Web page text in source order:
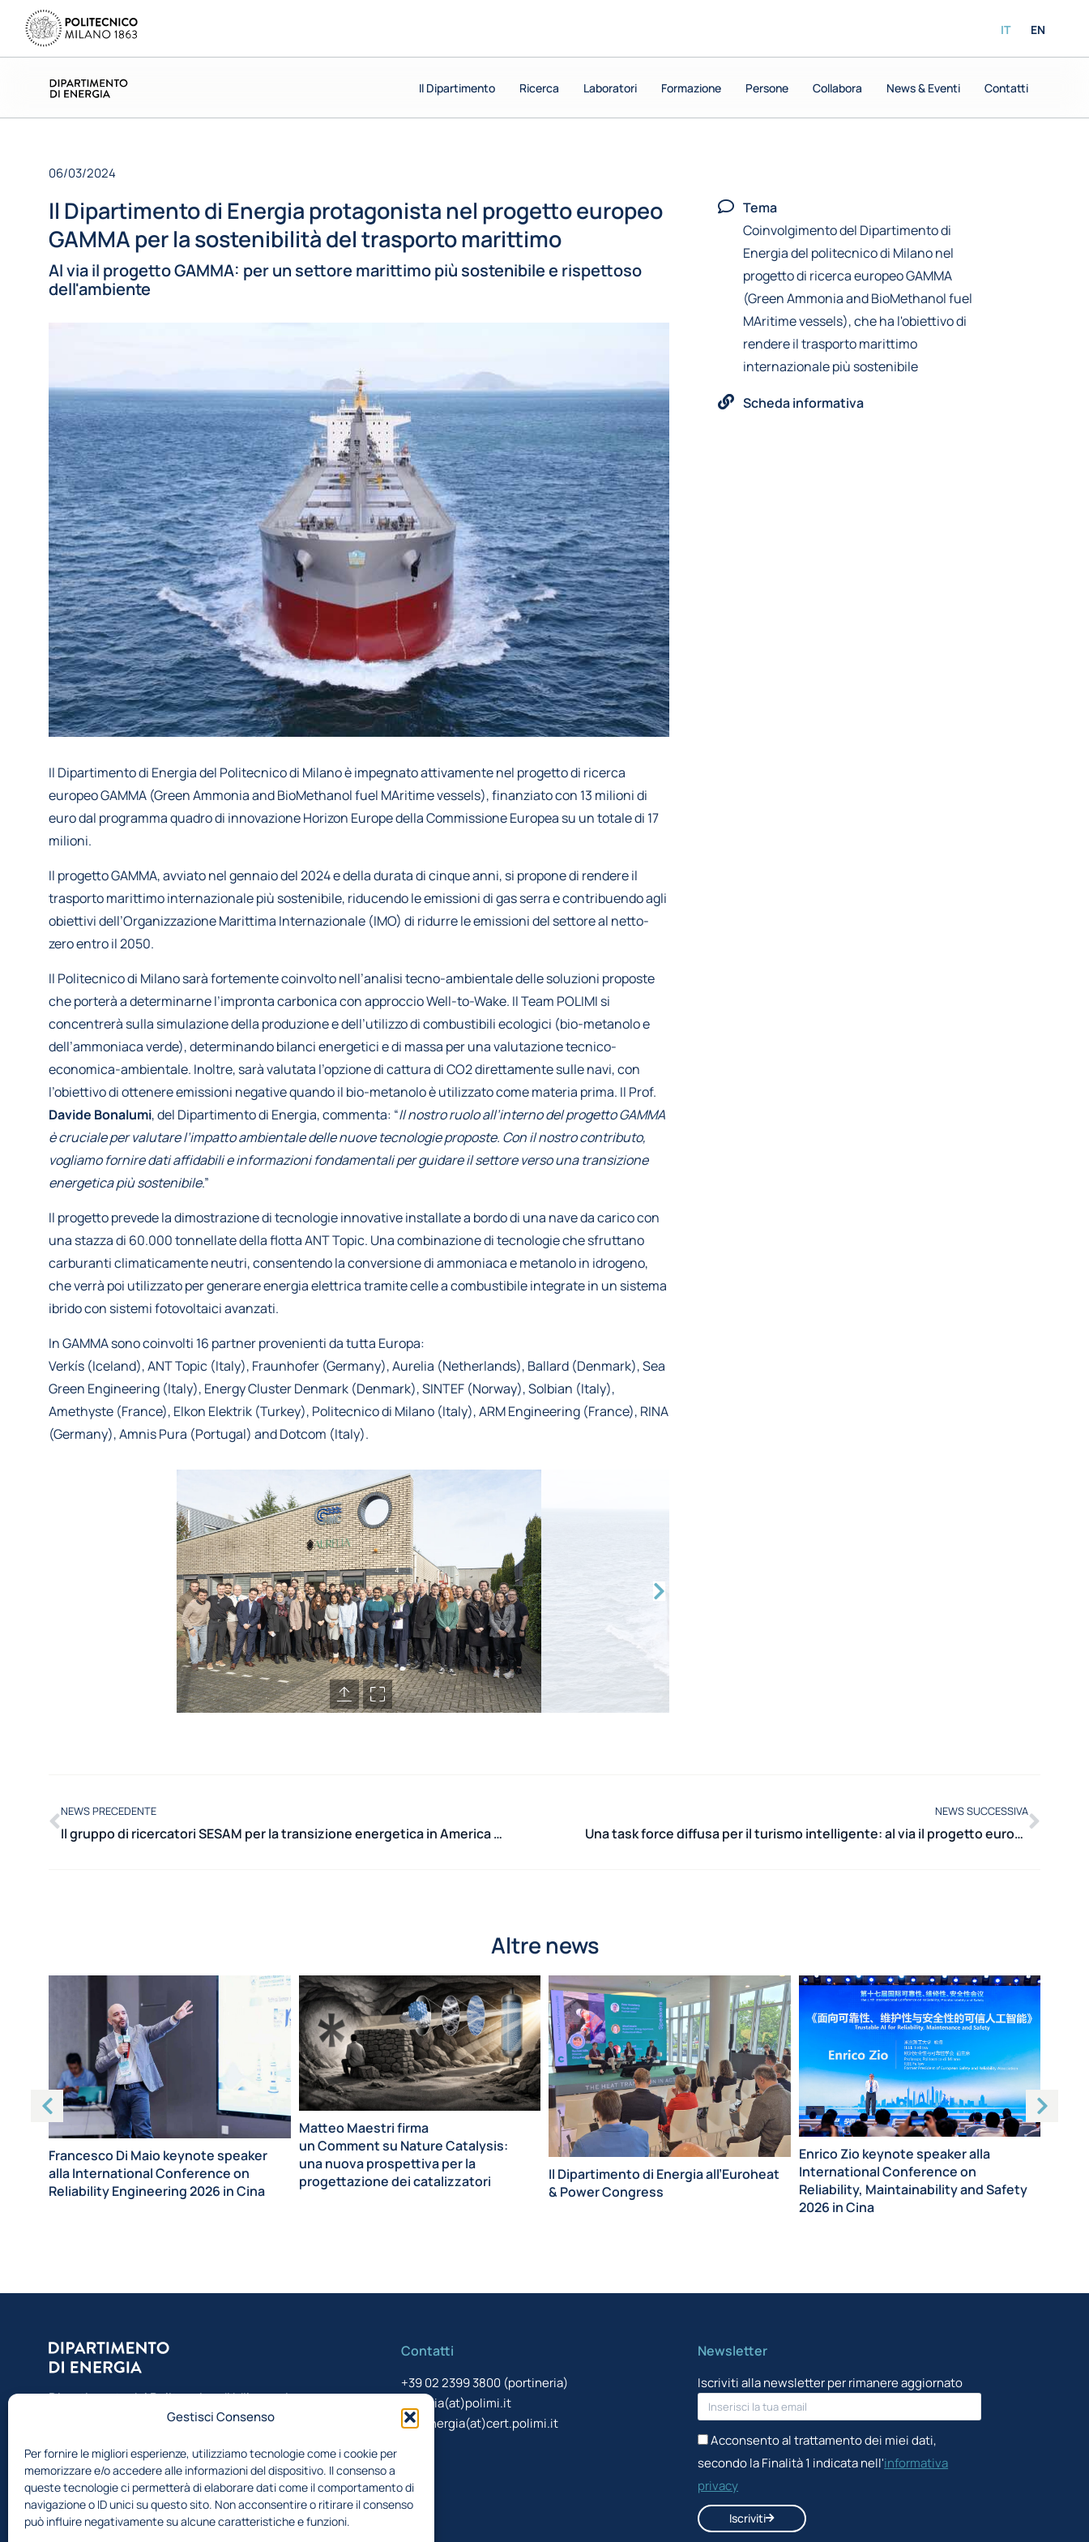
Gestisci Consenso
Per fornire le migliori esperienze, utilizziamo tecnologie come i cookie per
memorizzare e/o accedere alle informazioni del dispositivo. Il consenso a
queste tecnologie ci permetterà di elaborare dati come il comportamento di
navigazione o ID unici su questo sito. Non acconsentire o ritirare il consenso
può influire negativamente su alcune caratteristiche e funzioni.
IT EN
Il Dipartimento Ricerca Laboratori Formazione Persone Collabora News & Eventi Contatti
Il Dipartimento Ricerca Laboratori Formazione Persone Collabora News & Eventi Contatti
06/03/2024
Il Dipartimento di Energia protagonista nel progetto europeo
GAMMA per la sostenibilità del trasporto marittimo
Al via il progetto GAMMA: per un settore marittimo più sostenibile e rispettoso
dell'ambiente
Il Dipartimento di Energia del Politecnico di Milano è impegnato attivamente nel progetto di ricerca
europeo GAMMA (Green Ammonia and BioMethanol fuel MAritime vessels), finanziato con 13 milioni di
euro dal programma quadro di innovazione Horizon Europe della Commissione Europea su un totale di 17
milioni.
Il progetto GAMMA, avviato nel gennaio del 2024 e della durata di cinque anni, si propone di rendere il
trasporto marittimo internazionale più sostenibile, riducendo le emissioni di gas serra e contribuendo agli
obiettivi dell’Organizzazione Marittima Internazionale (IMO) di ridurre le emissioni del settore al netto-
zero entro il 2050.
Il Politecnico di Milano sarà fortemente coinvolto nell’analisi tecno-ambientale delle soluzioni proposte
che porterà a determinarne l’impronta carbonica con approccio Well-to-Wake. Il Team POLIMI si
concentrerà sulla simulazione della produzione e dell’utilizzo di combustibili ecologici (bio-metanolo e
dell’ammoniaca verde), determinando bilanci energetici e di massa per una valutazione tecnico-
economica-ambientale. Inoltre, sarà valutata l’opzione di cattura di CO2 direttamente sulle navi, con
l’obiettivo di ottenere emissioni negative quando il bio-metanolo è utilizzato come materia prima. Il Prof.
Davide Bonalumi, del Dipartimento di Energia, commenta: “Il nostro ruolo all’interno del progetto GAMMA
è cruciale per valutare l’impatto ambientale delle nuove tecnologie proposte. Con il nostro contributo,
vogliamo fornire dati affidabili e informazioni fondamentali per guidare il settore verso una transizione
energetica più sostenibile.”
Il progetto prevede la dimostrazione di tecnologie innovative installate a bordo di una nave da carico con
una stazza di 60.000 tonnellate della flotta ANT Topic. Una combinazione di tecnologie che sfruttano
carburanti climaticamente neutri, consentendo la conversione di ammoniaca e metanolo in idrogeno,
che verrà poi utilizzato per generare energia elettrica tramite celle a combustibile integrate in un sistema
ibrido con sistemi fotovoltaici avanzati.
In GAMMA sono coinvolti 16 partner provenienti da tutta Europa:
Verkís (Iceland), ANT Topic (Italy), Fraunhofer (Germany), Aurelia (Netherlands), Ballard (Denmark), Sea
Green Engineering (Italy), Energy Cluster Denmark (Denmark), SINTEF (Norway), Solbian (Italy),
Amethyste (France), Elkon Elektrik (Turkey), Politecnico di Milano (Italy), ARM Engineering (France), RINA
(Germany), Amnis Pura (Portugal) and Dotcom (Italy).
Tema
Coinvolgimento del Dipartimento di
Energia del politecnico di Milano nel
progetto di ricerca europeo GAMMA
(Green Ammonia and BioMethanol fuel
MAritime vessels), che ha l'obiettivo di
rendere il trasporto marittimo
internazionale più sostenibile
Scheda informativa
NEWS PRECEDENTE
Il gruppo di ricercatori SESAM per la transizione energetica in America Latina
NEWS SUCCESSIVA
Una task force diffusa per il turismo intelligente: al via il progetto europeo SOHO
Altre news
Francesco Di Maio keynote speaker
alla International Conference on
Reliability Engineering 2026 in Cina
Matteo Maestri firma
un Comment su Nature Catalysis:
una nuova prospettiva per la
progettazione dei catalizzatori
Il Dipartimento di Energia all’Euroheat
& Power Congress
Enrico Zio keynote speaker alla
International Conference on
Reliability, Maintainability and Safety
2026 in Cina
Dipartimento del Politecnico di Milano, ci
occupiamo di ricerca, formazione e consulenza
Contatti
+39 02 2399 3800 (portineria)
energia(at)polimi.it
pecenergia(at)cert.polimi.it
Newsletter
Iscriviti alla newsletter per rimanere aggiornato
Acconsento al trattamento dei miei dati,
secondo la Finalità 1 indicata nell'informativa
privacy
Iscriviti